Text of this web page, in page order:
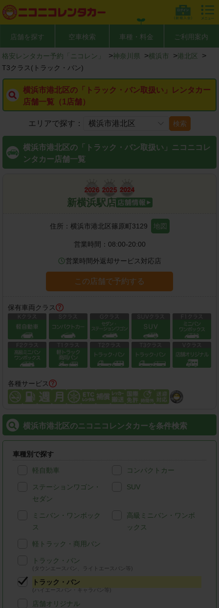
店舗を探す 空車検索 車種・料金 ご利用案内
格安レンタカー予約「ニコレン」 >神奈川県 >横浜市 >港北区 >
T3クラス(トラック・バン)
横浜市港北区の「トラック・バン取扱い」レンタカー
店舗一覧（1店舗）
エリアで探す： 検索
横浜市港北区の「トラック・バン取扱い」ニコニコレ
ンタカー店舗一覧
新横浜駅店
住所： 横浜市港北区篠原町3129 地図
営業時間： 08:00-20:00
営業時間外返却サービス対応店
この店舗で予約する
保有車両クラス
各種サービス
横浜市港北区のニコニコレンタカーを条件検索
車種別で探す
軽自動車 コンパクトカー
ステーションワゴン・
セダン
SUV
ミニバン・ワンボック
ス
高級ミニバン・ワンボ
ックス
軽トラック・商用バン
トラック・バン
(タウンエースバン、ライトエースバン等)
トラック・バン
(ハイエースバン・キャラバン等)
店舗オリジナル